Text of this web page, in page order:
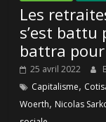
Les
s’est battu
battra
25 avril 2022
Capitalisme,
Woerth, Nicolas